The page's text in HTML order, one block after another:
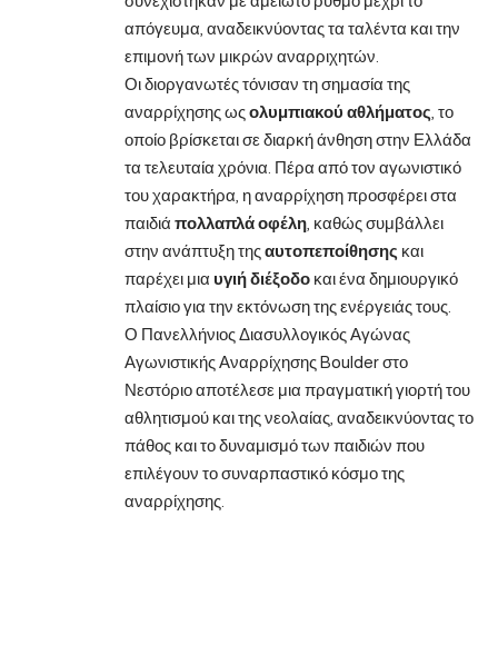
απόγευμα, αναδεικνύοντας τα ταλέντα και την
επιμονή των μικρών αναρριχητών.
Οι διοργανωτές τόνισαν τη σημασία της
αναρρίχησης ωςολυμπιακού αθλήματος , το
οποίο βρίσκεται σε διαρκή άνθηση στην Ελλάδα
τα τελευταία χρόνια. Πέρα από τον αγωνιστικό
του χαρακτήρα, η αναρρίχηση προσφέρει στα
παιδιά πολλαπλά οφέλη , καθώς συμβάλλει
στην ανάπτυξη τηςαυτοπεποίθησης και
παρέχει μια υγιή διέξοδο και ένα δημιουργικό
πλαίσιο για την εκτόνωση της ενέργειάς τους.
Ο Πανελλήνιος Διασυλλογικός Αγώνας
Αγωνιστικής Αναρρίχησης Boulder στο
Νεστόριο αποτέλεσε μια πραγματική γιορτή του
αθλητισμού και της νεολαίας, αναδεικνύοντας το
πάθος και το δυναμισμό των παιδιών που
επιλέγουν το συναρπαστικό κόσμο της
αναρρίχησης.